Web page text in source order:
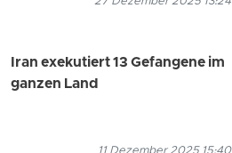
Iran exekutiert 13 Gefangene im
ganzen Land